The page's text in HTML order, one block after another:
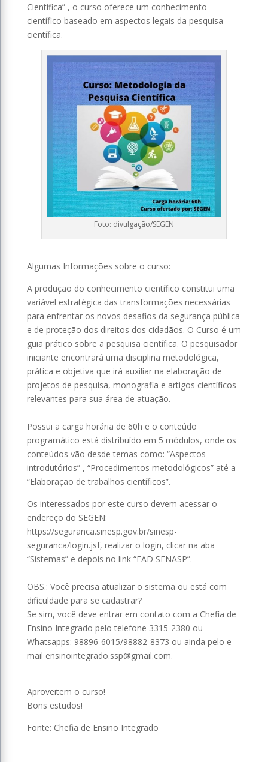
Científica” , o curso oferece um conhecimento
científico baseado em aspectos legais da pesquisa
científica.
Foto: divulgação/SEGEN
Algumas Informações sobre o curso:
A produção do conhecimento científico constitui uma
variável estratégica das transformações necessárias
para enfrentar os novos desafios da segurança pública
e de proteção dos direitos dos cidadãos. O Curso é um
guia prático sobre a pesquisa científica. O pesquisador
iniciante encontrará uma disciplina metodológica,
prática e objetiva que irá auxiliar na elaboração de
projetos de pesquisa, monografia e artigos científicos
relevantes para sua área de atuação.
Possui a carga horária de 60h e o conteúdo
programático está distribuído em 5 módulos, onde os
conteúdos vão desde temas como: “Aspectos
introdutórios” , “Procedimentos metodológicos” até a
“Elaboração de trabalhos científicos”.
Os interessados por este curso devem acessar o
endereço do SEGEN:
https://seguranca.sinesp.gov.br/sinesp-
seguranca/login.jsf, realizar o login, clicar na aba
“Sistemas” e depois no link “EAD SENASP”.
OBS.: Você precisa atualizar o sistema ou está com
dificuldade para se cadastrar?
Se sim, você deve entrar em contato com a Chefia de
Ensino Integrado pelo telefone 3315-2380 ou
Whatsapps: 98896-6015/98882-8373 ou ainda pelo e-
mail ensinointegrado.ssp@gmail.com.
Aproveitem o curso!
Bons estudos!
Fonte: Chefia de Ensino Integrado